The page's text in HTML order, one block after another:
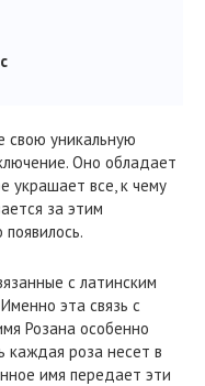
свою уникальную
Оно обладает
украшает все, к чему
за этим
с латинским
эта связь с
Розана особенно
каждая роза несет в
имя передает эти